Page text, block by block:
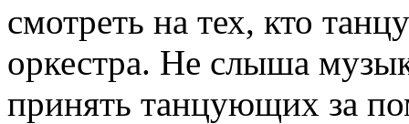
смотреть на тех, кто
оркестра. Не слыша
принять танцующих за